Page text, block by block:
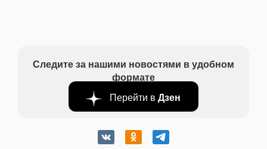
Следите за нашими новостями в удобном
формате
Перейти в Дзен